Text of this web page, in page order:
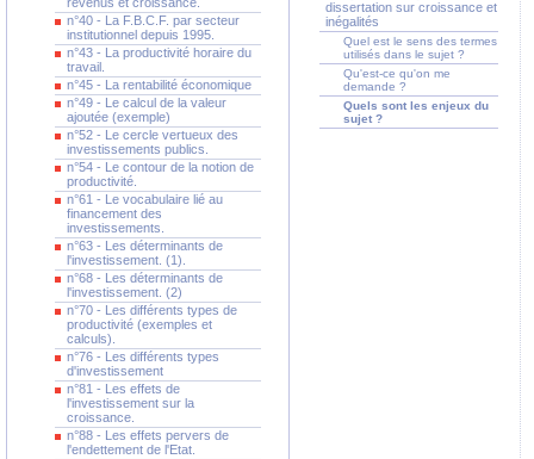
n°40 - La F.B.C.F. par secteur
institutionnel depuis 1995.
n°43 - La productivité horaire du
travail.
n°45 - La rentabilité économique
n°49 - Le calcul de la valeur
ajoutée (exemple)
n°52 - Le cercle vertueux des
investissements publics.
n°54 - Le contour de la notion de
productivité.
n°61 - Le vocabulaire lié au
financement des
investissements.
n°63 - Les déterminants de
l'investissement. (1).
n°68 - Les déterminants de
l'investissement. (2)
n°70 - Les différents types de
productivité (exemples et
calculs).
n°76 - Les différents types
d'investissement
n°81 - Les effets de
l'investissement sur la
croissance.
n°88 - Les effets pervers de
l'endettement de l'Etat.
dissertation sur croissance et
inégalités
Quel est le sens des termes
utilisés dans le sujet ?
Qu'est-ce qu'on me
demande ?
Quels sont les enjeux du
sujet ?